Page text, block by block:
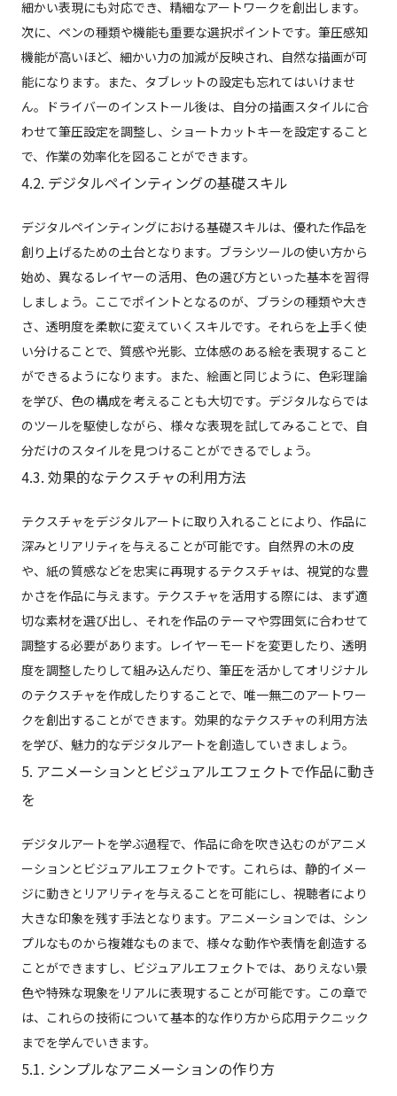
細かい表現にも対応でき、精細なアートワークを創出します。
次に、ペンの種類や機能も重要な選択ポイントです。筆圧感知
機能が高いほど、細かい力の加減が反映され、自然な描画が可
能になります。また、タブレットの設定も忘れてはいけませ
ん。ドライバーのインストール後は、自分の描画スタイルに合
わせて筆圧設定を調整し、ショートカットキーを設定すること
で、作業の効率化を図ることができます。
4.2. デジタルペインティングの基礎スキル
デジタルペインティングにおける基礎スキルは、優れた作品を
創り上げるための土台となります。ブラシツールの使い方から
始め、異なるレイヤーの活用、色の選び方といった基本を習得
しましょう。ここでポイントとなるのが、ブラシの種類や大き
さ、透明度を柔軟に変えていくスキルです。それらを上手く使
い分けることで、質感や光影、立体感のある絵を表現すること
ができるようになります。また、絵画と同じように、色彩理論
を学び、色の構成を考えることも大切です。デジタルならでは
のツールを駆使しながら、様々な表現を試してみることで、自
分だけのスタイルを見つけることができるでしょう。
4.3. 効果的なテクスチャの利用方法
テクスチャをデジタルアートに取り入れることにより、作品に
深みとリアリティを与えることが可能です。自然界の木の皮
や、紙の質感などを忠実に再現するテクスチャは、視覚的な豊
かさを作品に与えます。テクスチャを活用する際には、まず適
切な素材を選び出し、それを作品のテーマや雰囲気に合わせて
調整する必要があります。レイヤーモードを変更したり、透明
度を調整したりして組み込んだり、筆圧を活かしてオリジナル
のテクスチャを作成したりすることで、唯一無二のアートワー
クを創出することができます。効果的なテクスチャの利用方法
を学び、魅力的なデジタルアートを創造していきましょう。
5. アニメーションとビジュアルエフェクトで作品に動き
を
デジタルアートを学ぶ過程で、作品に命を吹き込むのがアニメ
ーションとビジュアルエフェクトです。これらは、静的イメー
ジに動きとリアリティを与えることを可能にし、視聴者により
大きな印象を残す手法となります。アニメーションでは、シン
プルなものから複雑なものまで、様々な動作や表情を創造する
ことができますし、ビジュアルエフェクトでは、ありえない景
色や特殊な現象をリアルに表現することが可能です。この章で
は、これらの技術について基本的な作り方から応用テクニック
までを学んでいきます。
5.1. シンプルなアニメーションの作り方